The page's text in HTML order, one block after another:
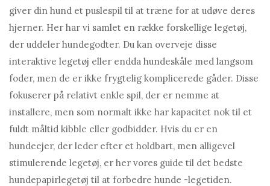
giver din hund et puslespil til at træne for at udøve deres
hjerner. Her har vi samlet en række forskellige legetøj,
der uddeler hundegodter. Du kan overveje disse
interaktive legetøj eller endda hundeskåle med langsom
foder, men de er ikke frygtelig komplicerede gåder. Disse
fokuserer på relativt enkle spil, der er nemme at
installere, men som normalt ikke har kapacitet nok til et
fuldt måltid kibble eller godbidder. Hvis du er en
hundeejer, der leder efter et holdbart, men alligevel
stimulerende legetøj, er her vores guide til det bedste
hundepapirlegetøj til at forbedre hunde -legetiden.